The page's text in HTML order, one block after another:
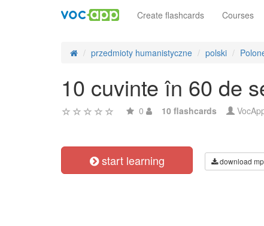
Create flashcards Courses
przedmioty humanistyczne polski
10 cuvinte în 60 de
0 10 flashcards
start learning download